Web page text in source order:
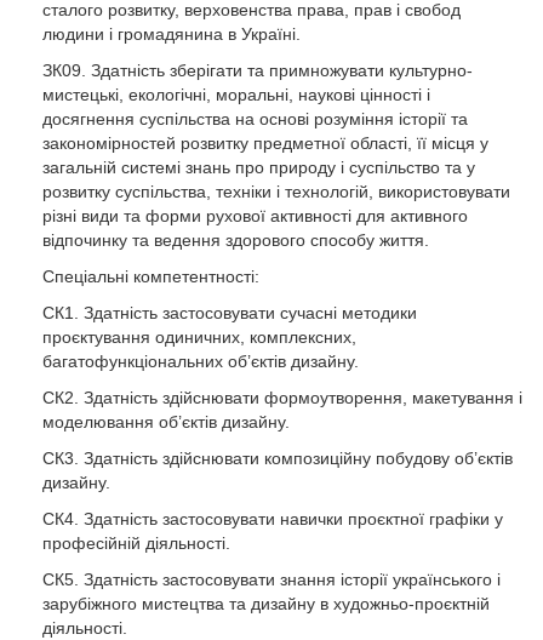
в обсязі 29 кредитів ЄКТС на кафедрі військової підготовки
офіцерів запасу Національного університету «Одеська
політехніка».
сталого розвитку, верховенства права, прав і свобод
людини і громадянина в Україні.
ЗК09. Здатність зберігати та примножувати культурно-
мистецькі, екологічні, моральні, наукові цінності і
досягнення суспільства на основі розуміння історії та
закономірностей розвитку предметної області, її місця у
загальній системі знань про природу і суспільство та у
розвитку суспільства, техніки і технологій, використовувати
різні види та форми рухової активності для активного
відпочинку та ведення здорового способу життя.
Спеціальні компетентності:
CК1. Здатність застосовувати сучасні методики
проєктування одиничних, комплексних,
багатофункціональних об’єктів дизайну.
CК2. Здатність здійснювати формоутворення, макетування і
моделювання об’єктів дизайну.
CК3. Здатність здійснювати композиційну побудову об’єктів
дизайну.
CК4. Здатність застосовувати навички проєктної графіки у
професійній діяльності.
CК5. Здатність застосовувати знання історії українського і
зарубіжного мистецтва та дизайну в художньо-проєктній
діяльності.